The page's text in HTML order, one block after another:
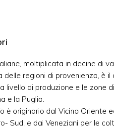
moltiplicata in decine di
regioni di provenienza, è il
livello di produzione e le zone
e la Puglia.
è originario dal Vicino Oriente
Sud, e dai Veneziani per le